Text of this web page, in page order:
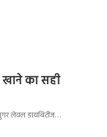
का सही
लेवल डायबिटीज…